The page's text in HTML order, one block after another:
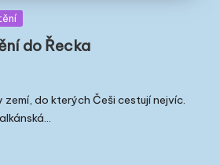
do Řecka
do kterých Češi cestují nejvíc.